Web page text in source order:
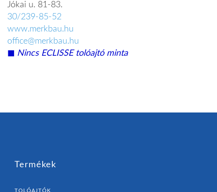
Jókai u. 81-83.
30/239-85-52
www.merkbau.hu
office@merkbau.hu
◼︎ Nincs ECLISSE tolóajtó minta
Termékek
TOLÓAJTÓK